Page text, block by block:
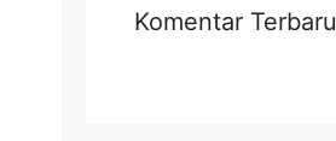
Komentar Terbaru